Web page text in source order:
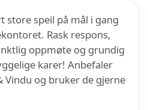
store speil på mål i gang
Rask respons,
oppmøte og grundig
karer! Anbefaler
Vindu og bruker de gjerne